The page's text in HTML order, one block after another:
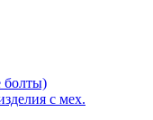
болты)
с мех.